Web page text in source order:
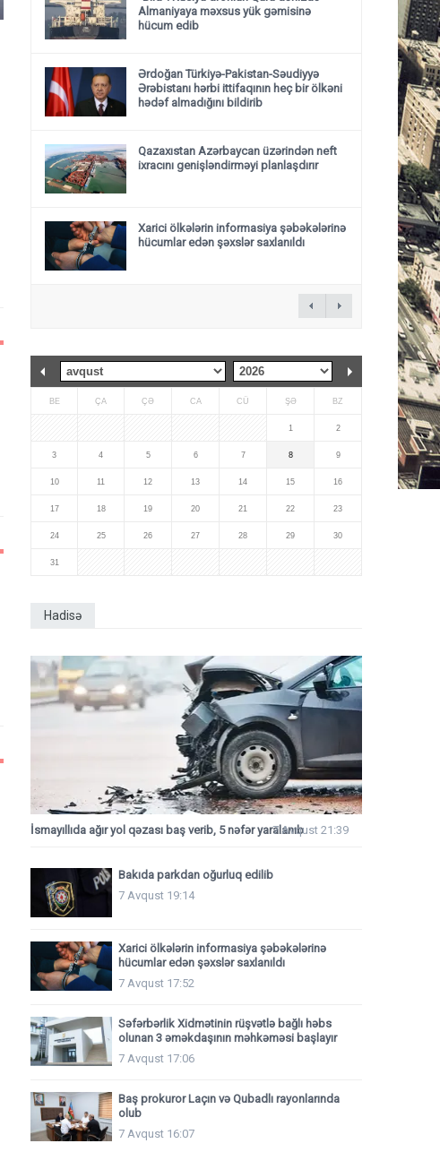
Almaniyaya məxsus yük gəmisinə
hücum edib
Ərdoğan Türkiyə-Pakistan-Səudiyyə
Ərəbistanı hərbi ittifaqının heç bir ölkəni
hədəf almadığını bildirib
Qazaxıstan Azərbaycan üzərindən neft
ixracını genişləndirməyi planlaşdırır
Xarici ölkələrin informasiya şəbəkələrinə
hücumlar edən şəxslər saxlanıldı
BE ÇA ÇƏ CA CÜ ŞƏ BZ
1 2
3 4 5 6 7 8 9
10 11 12 13 14 15 16
17 18 19 20 21 22 23
24 25 26 27 28 29 30
31
Hadisə
İsmayıllıda ağır yol qəzası baş verib, 5 nəfər yaralanıb7 Avqust 21:39
Bakıda parkdan oğurluq edilib
7 Avqust 19:14
Xarici ölkələrin informasiya şəbəkələrinə
hücumlar edən şəxslər saxlanıldı
7 Avqust 17:52
Səfərbərlik Xidmətinin rüşvətlə bağlı həbs
olunan 3 əməkdaşının məhkəməsi başlayır
7 Avqust 17:06
Baş prokuror Laçın və Qubadlı rayonlarında
olub
7 Avqust 16:07